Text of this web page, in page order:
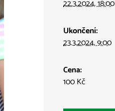
22.3.2024, 18:00
Ukončení:
23.3.2024, 9:00
Cena:
100 Kč